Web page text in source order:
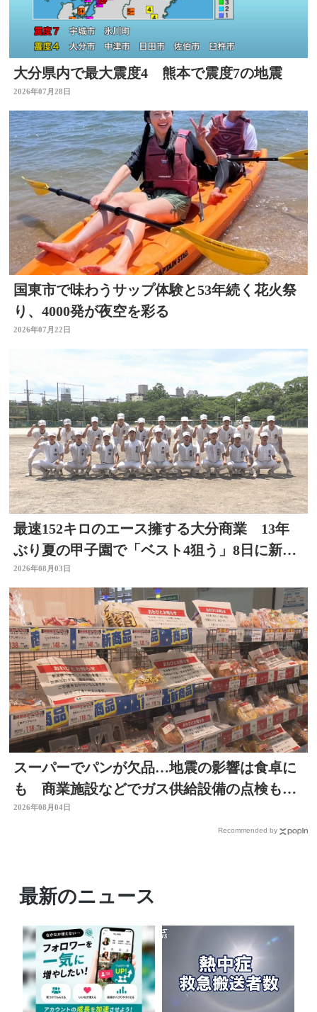
大分県内で最大震度4 熊本で震度7の地震
2026年07月28日
国東市で味わうサップ体験と53年続く花火祭
り、4000発が夜空を彩る
2026年07月22日
最速152キロのエース擁する大分商業 13年
ぶり夏の甲子園で「ベスト4狙う」8日に新潟
代表と対戦
2026年08月03日
スーパーでパンが欠品…地震の影響は食卓に
も 商業施設などでガス供給設備の点検も進
む 大分
2026年08月04日
Recommended by
最新のニュース